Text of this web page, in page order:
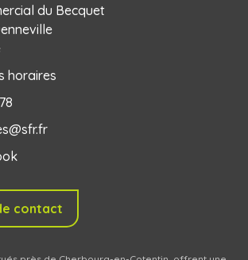
du Becquet
horaires
contact